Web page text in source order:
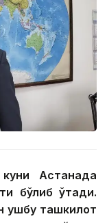
Астанада
бўлиб ўтади.
ушбу ташкилот